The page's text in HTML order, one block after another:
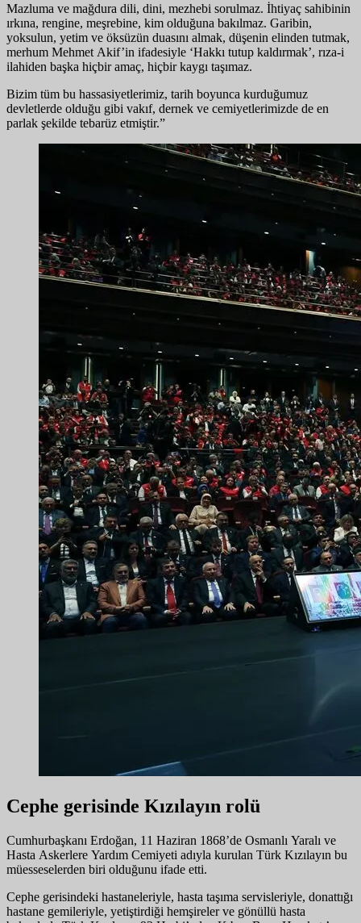
Mazluma ve mağdura dili, dini, mezhebi sorulmaz. İhtiyaç sahibinin
ırkına, rengine, meşrebine, kim olduğuna bakılmaz. Garibin,
yoksulun, yetim ve öksüzün duasını almak, düşenin elinden tutmak,
merhum Mehmet Akif’in ifadesiyle ‘Hakkı tutup kaldırmak’, rıza-i
ilahiden başka hiçbir amaç, hiçbir kaygı taşımaz.
Bizim tüm bu hassasiyetlerimiz, tarih boyunca kurduğumuz
devletlerde olduğu gibi vakıf, dernek ve cemiyetlerimizde de en
parlak şekilde tebarüz etmiştir.”
Cephe gerisinde Kızılayın rolü
Cumhurbaşkanı Erdoğan, 11 Haziran 1868’de Osmanlı Yaralı ve
Hasta Askerlere Yardım Cemiyeti adıyla kurulan Türk Kızılayın bu
müesseselerden biri olduğunu ifade etti.
Cephe gerisindeki hastaneleriyle, hasta taşıma servisleriyle, donattığı
hastane gemileriyle, yetiştirdiği hemşireler ve gönüllü hasta